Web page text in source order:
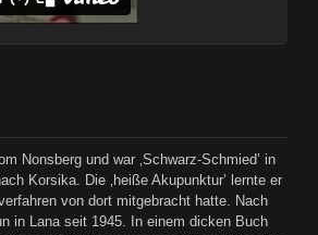
Nonsberg und war ‚Schwarz-Schmied’ in
Korsika. Die ‚heiße Akupunktur’ lernte er
von dort mitgebracht hatte. Nach
in Lana seit 1945. In einem dicken Buch